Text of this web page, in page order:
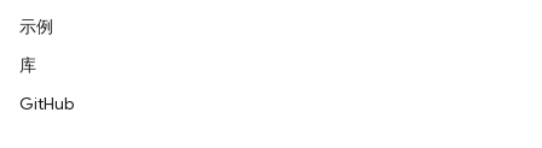
示例
库
GitHub